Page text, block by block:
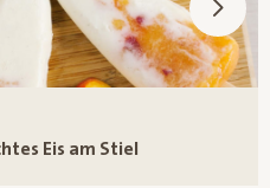
Eis am Stiel